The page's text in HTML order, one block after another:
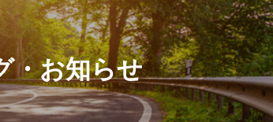
・お知らせ